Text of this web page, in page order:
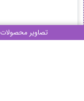
تصاویر محصولات